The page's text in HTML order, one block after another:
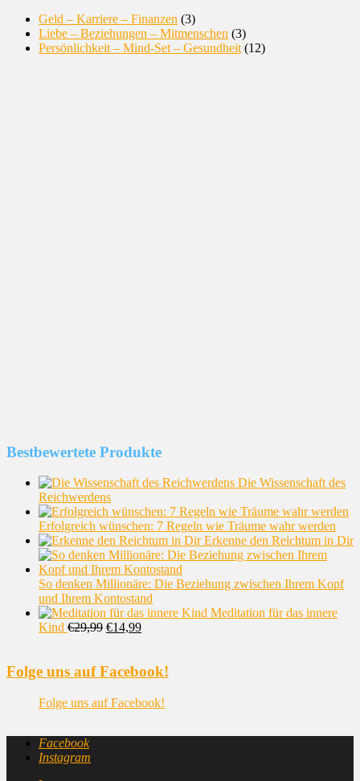
Geld – Karriere – Finanzen (3)
Liebe – Beziehungen – Mitmenschen (3)
Persönlichkeit – Mind-Set – Gesundheit (12)
Bestbewertete Produkte
Die Wissenschaft des
Reichwerdens
Erfolgreich wünschen: 7 Regeln wie Träume wahr werden
Erkenne den Reichtum in Dir
So denken Millionäre: Die Beziehung zwischen Ihrem Kopf
und Ihrem Kontostand
Meditation für das innere
Kind €29,99 €14,99
Folge uns auf Facebook!
Folge uns auf Facebook!
Facebook
Instagram